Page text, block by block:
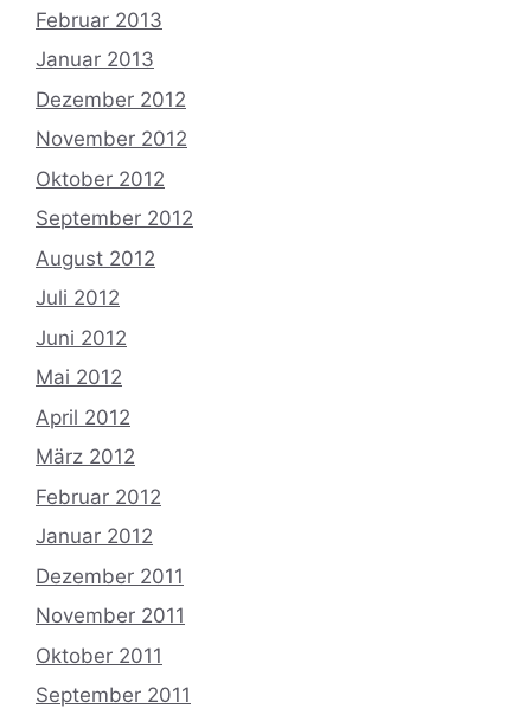
Februar 2013
Januar 2013
Dezember 2012
November 2012
Oktober 2012
September 2012
August 2012
Juli 2012
Juni 2012
Mai 2012
April 2012
März 2012
Februar 2012
Januar 2012
Dezember 2011
November 2011
Oktober 2011
September 2011